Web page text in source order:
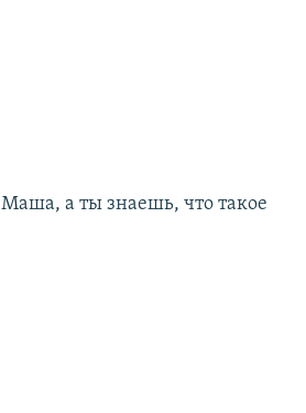
Маша, а ты знаешь, что такое